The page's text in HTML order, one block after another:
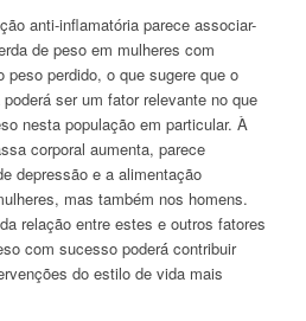
anti-inflamatória parece associar-
de peso em mulheres com
perdido, o que sugere que o
ser um fator relevante no que
nesta população em particular. À
corporal aumenta, parece
depressão e a alimentação
mas também nos homens.
relação entre estes e outros fatores
com sucesso poderá́ contribuir
do estilo de vida mais